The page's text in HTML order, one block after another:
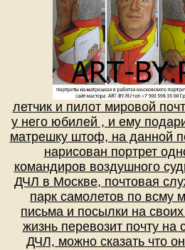
летчик и пилот мировой
у него юбилей , и ему
матрешку штоф, на данной
нарисован портрет
командиров воздушного
ДЧЛ в Москве, почтовая
парк самолетов по всму
письма и посылки на
жизнь перевозит почту на
ДЧЛ, можно сказать что